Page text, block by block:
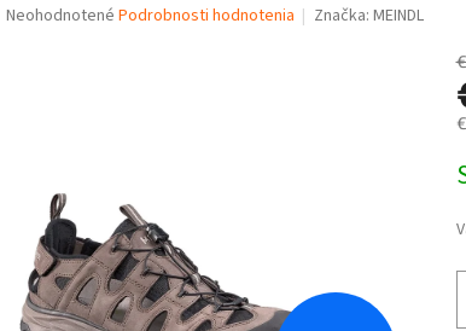
Priemerné
Neohodnotené Podrobnosti hodnotenia Značka:MEINDL